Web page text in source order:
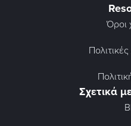
Όροι
Σχετικά